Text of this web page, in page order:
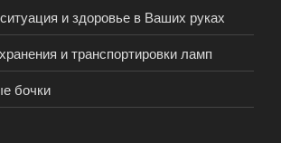
и здоровье в Ваших руках
и транспортировки ламп
бочки